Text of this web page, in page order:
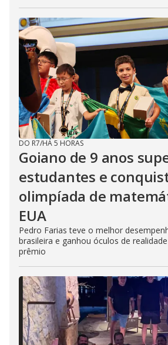
DO R7/HÁ 5 HORAS
Goiano de 9 anos
estudantes e
olimpíada de
EUA
Pedro Farias teve o melhor
brasileira e ganhou óculos de
prêmio